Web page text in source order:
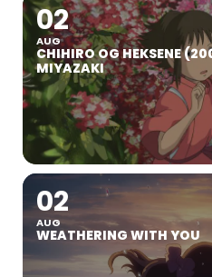
02
AUG
CHIHIRO OG HEKSENE
MIYAZAKI
02
AUG
WEATHERING WITH YOU